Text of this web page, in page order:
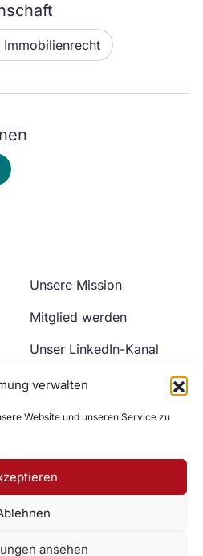
verwalten
Website und unseren Service zu
ansehen
Immobilienrecht
Unsere Mission
Mitglied werden
Unser LinkedIn-Kanal
Unser YouTube-Kanal
Webseite